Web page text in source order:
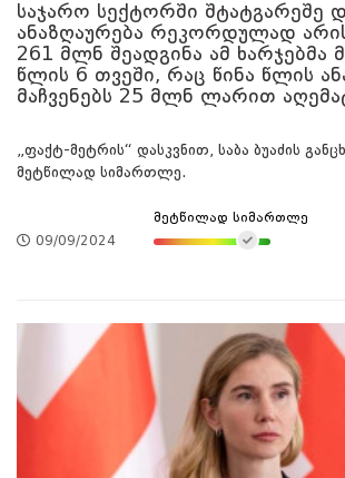
საჯარო სექტორში შტატგარეშე
ანაზღაურება რეკორდულად
261 მლნ შეადგინა ამ
წლის 6 თვეში, რაც წინა წლის
მაჩვენებს 25 მლნ ლარით
„ფაქტ-მეტრის“ დასკვნით, საბა ბუაძის
მეტწილად სიმართლე.
09/09/2024
მეტწილად სიმართლე